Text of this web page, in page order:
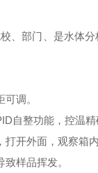
、部门、是水体
调。
自整功能，控温精
开外面，观察箱
样品挥发。